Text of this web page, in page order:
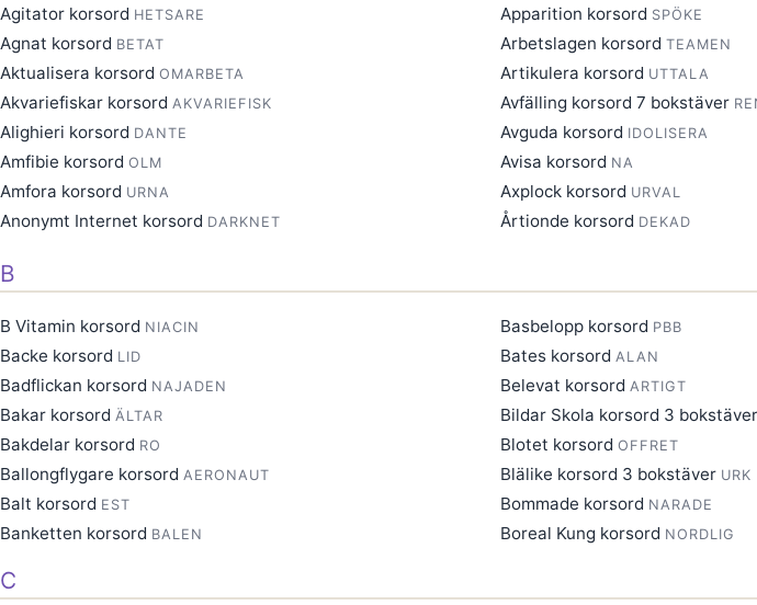
Agitator korsord HETSARE
Agnat korsord BETAT
Aktualisera korsord OMARBETA
Akvariefiskar korsord AKVARIEFISK
Alighieri korsord DANTE
Amfibie korsord OLM
Amfora korsord URNA
Anonymt Internet korsord DARKNET
Apparition korsord SPÖKE
Arbetslagen korsord TEAMEN
Artikulera korsord UTTALA
Avfälling korsord 7 bokstäver
Avguda korsord IDOLISERA
Avisa korsord NA
Axplock korsord URVAL
Årtionde korsord DEKAD
B
B Vitamin korsord NIACIN
Backe korsord LID
Badflickan korsord NAJADEN
Bakar korsord ÄLTAR
Bakdelar korsord RO
Ballongflygare korsord AERONAUT
Balt korsord EST
Banketten korsord BALEN
Basbelopp korsord PBB
Bates korsord ALAN
Belevat korsord ARTIGT
Bildar Skola korsord 3 bokstäver
Blotet korsord OFFRET
Blälike korsord 3 bokstäver URK
Bommade korsord NARADE
Boreal Kung korsord NORDLIG
C